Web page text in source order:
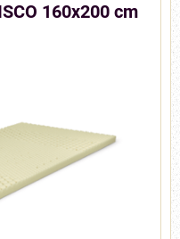
160x200 cm